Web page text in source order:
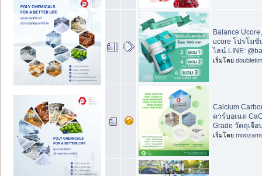
Balance
ucore โปรโม
ไลน์ LINE:
เริ่มโดย
Calcium
คาร์บอเนต
Grade วัตถุเจื
เริ่มโดย